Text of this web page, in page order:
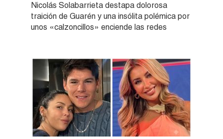
Nicolás Solabarrieta destapa dolorosa
traición de Guarén y una insólita polémica por
unos «calzoncillos» enciende las redes